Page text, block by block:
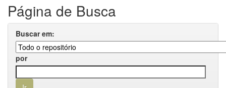
Página de Busca
Buscar em:
por